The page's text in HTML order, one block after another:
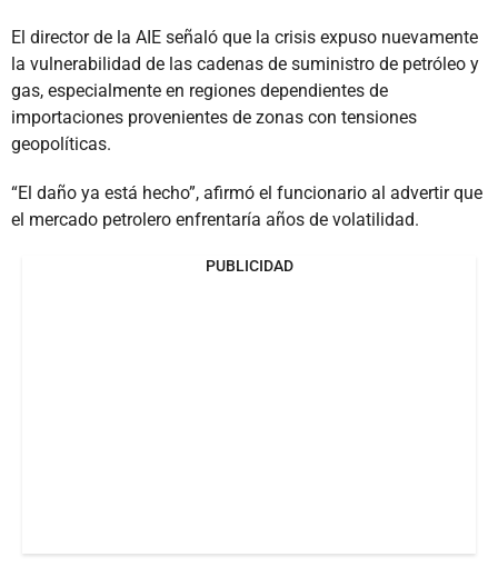
El director de la AIE señaló que la crisis expuso nuevamente
la vulnerabilidad de las cadenas de suministro de petróleo y
gas, especialmente en regiones dependientes de
importaciones provenientes de zonas con tensiones
geopolíticas.
“El daño ya está hecho”, afirmó el funcionario al advertir que
el mercado petrolero enfrentaría años de volatilidad.
PUBLICIDAD